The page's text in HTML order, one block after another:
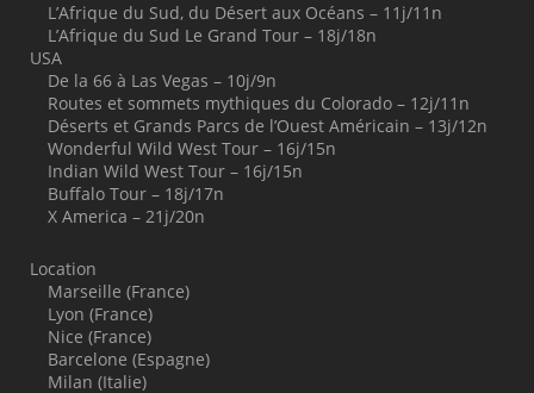
L’Afrique du Sud, du Désert aux Océans – 11j/11n
L’Afrique du Sud Le Grand Tour – 18j/18n
USA
De la 66 à Las Vegas – 10j/9n
Routes et sommets mythiques du Colorado – 12j/11n
Déserts et Grands Parcs de l’Ouest Américain – 13j/12n
Wonderful Wild West Tour – 16j/15n
Indian Wild West Tour – 16j/15n
Buffalo Tour – 18j/17n
X America – 21j/20n
Location
Marseille (France)
Lyon (France)
Nice (France)
Barcelone (Espagne)
Milan (Italie)